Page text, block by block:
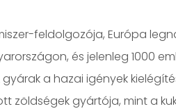
feldolgozója, Európa
és jelenleg 1000
gyárak a hazai igények
zöldségek gyártója, mint a